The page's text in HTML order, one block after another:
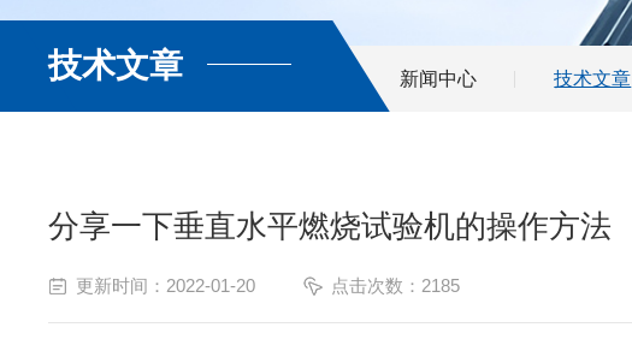
技术文章 新闻中心 技术文章
分享一下垂直水平燃烧试验机的操作方法
更新时间：2022-01-20 点击次数：2185